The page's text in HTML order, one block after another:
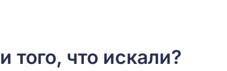
того, что искали?